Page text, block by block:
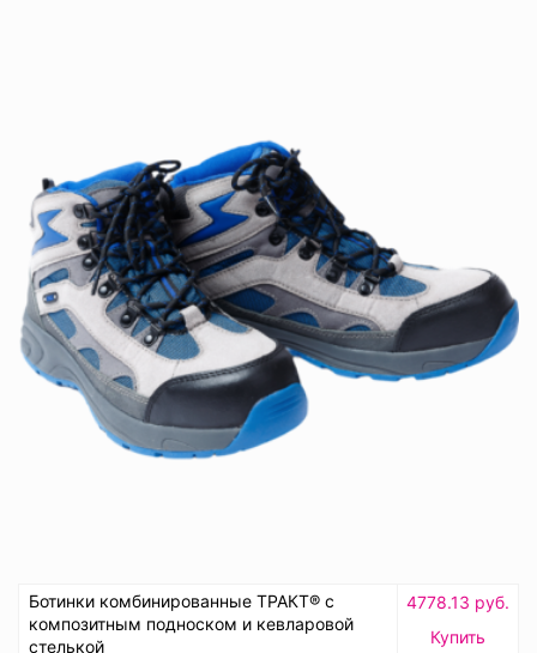
Ботинки комбинированные ТРАКТ® с
композитным подноском и кевларовой
стелькой
4778.13 руб.
Купить